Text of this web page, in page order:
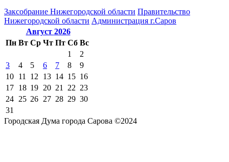
Закcобрание Нижегородской области Правительство
Нижегородской области Администрация г.Саров
Август 2026
Пн Вт Ср Чт Пт Сб Вс
1
2
3
4 5 6 7 8
9
10 11 12 13 14 15 16
17 18 19 20 21 22 23
24 25 26 27 28 29 30
31
Городская Дума города Сарова ©2024